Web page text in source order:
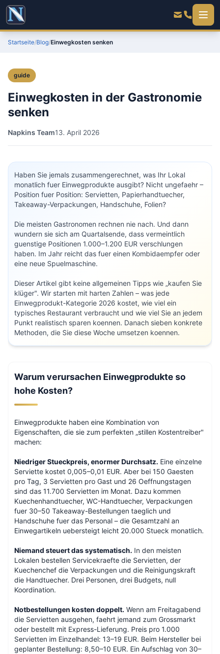
Startseite/Blog/Einwegkosten senken
guide
Einwegkosten in der Gastronomie
senken
Napkins Team13. April 2026
Haben Sie jemals zusammengerechnet, was Ihr Lokal
monatlich fuer Einwegprodukte ausgibt? Nicht ungefaehr –
Position fuer Position: Servietten, Papierhandtuecher,
Takeaway-Verpackungen, Handschuhe, Folien?
Die meisten Gastronomen rechnen nie nach. Und dann
wundern sie sich am Quartalsende, dass vermeintlich
guenstige Positionen 1.000–1.200 EUR verschlungen
haben. Im Jahr reicht das fuer einen Kombidaempfer oder
eine neue Spuelmaschine.
Dieser Artikel gibt keine allgemeinen Tipps wie „kaufen Sie
klüger". Wir starten mit harten Zahlen – was jede
Einwegprodukt-Kategorie 2026 kostet, wie viel ein
typisches Restaurant verbraucht und wie viel Sie an jedem
Punkt realistisch sparen koennen. Danach sieben konkrete
Methoden, die Sie diese Woche umsetzen koennen.
Warum verursachen Einwegprodukte so
hohe Kosten?
Einwegprodukte haben eine Kombination von
Eigenschaften, die sie zum perfekten „stillen Kostentreiber"
machen:
Niedriger Stueckpreis, enormer Durchsatz. Eine einzelne
Serviette kostet 0,005–0,01 EUR. Aber bei 150 Gaesten
pro Tag, 3 Servietten pro Gast und 26 Oeffnungstagen
sind das 11.700 Servietten im Monat. Dazu kommen
Kuechenhandtuecher, WC-Handtuecher, Verpackungen
fuer 30–50 Takeaway-Bestellungen taeglich und
Handschuhe fuer das Personal – die Gesamtzahl an
Einwegartikeln uebersteigt leicht 20.000 Stueck monatlich.
Niemand steuert das systematisch. In den meisten
Lokalen bestellen Servicekraefte die Servietten, der
Kuechenchef die Verpackungen und die Reinigungskraft
die Handtuecher. Drei Personen, drei Budgets, null
Koordination.
Notbestellungen kosten doppelt. Wenn am Freitagabend
die Servietten ausgehen, faehrt jemand zum Grossmarkt
oder bestellt mit Express-Lieferung. Preis pro 1.000
Servietten im Einzelhandel: 13–19 EUR. Beim Hersteller bei
geplanter Bestellung: 8,50–10 EUR. Ein Aufschlag von 30–